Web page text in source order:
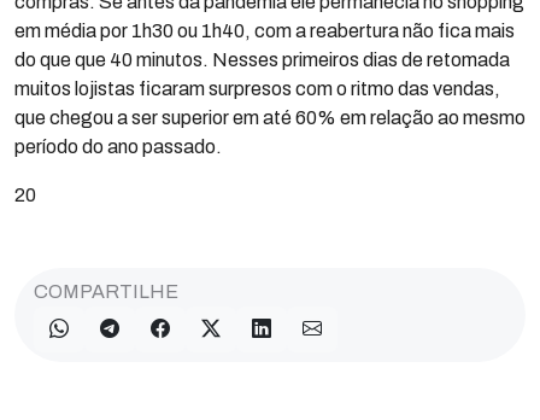
em média por 1h30 ou 1h40, com a reabertura não fica mais
do que que 40 minutos. Nesses primeiros dias de retomada
muitos lojistas ficaram surpresos com o ritmo das vendas,
que chegou a ser superior em até 60% em relação ao mesmo
período do ano passado.
20
COMPARTILHE